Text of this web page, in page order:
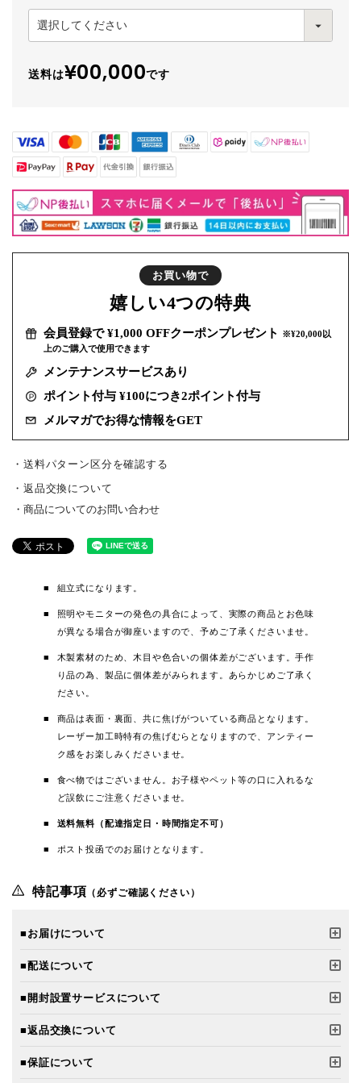
送料は¥00,000です
お買い物で
嬉しい4つの特典
会員登録で ¥1,000 OFFクーポンプレゼント
※¥20,000以
上のご購入で使用できます
メンテナンスサービスあり
ポイント付与 ¥100につき2ポイント付与
メルマガでお得な情報をGET
・送料パターン区分を確認する
返品交換について
商品についてのお問い合わせ
組立式になります。
照明やモニターの発色の具合によって、実際の商品とお色味
が異なる場合が御座いますので、予めご了承くださいませ。
木製素材のため、木目や色合いの個体差がございます。手作
り品の為、製品に個体差がみられます。あらかじめご了承く
ださい。
商品は表面・裏面、共に焦げがついている商品となります。
レーザー加工時特有の焦げむらとなりますので、アンティー
ク感をお楽しみくださいませ。
食べ物ではございません。お子様やペット等の口に入れるな
ど誤飲にご注意くださいませ。
送料無料（配達指定日・時間指定不可）
ポスト投函でのお届けとなります。
特記事項 （必ずご確認ください）
■お届けについて
■配送について
■開封設置サービスについて
■返品交換について
■保証について